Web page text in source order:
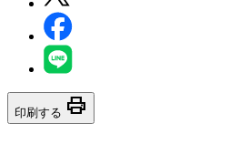
印刷する print